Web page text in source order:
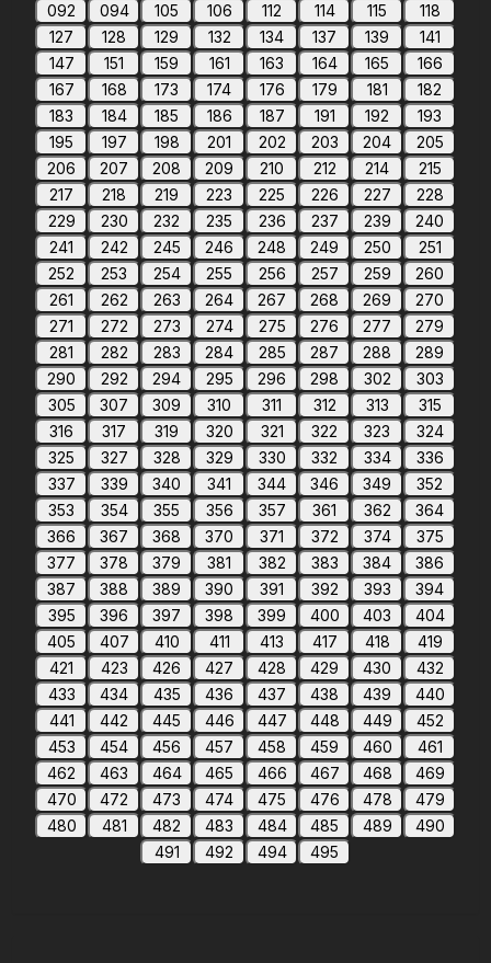
092 094 105 106 112 114 115
118
127
128 129 132 134 137 139
141
147
151 159 161 163 164 165
166
167
168 173 174 176 179 181
182
183
184 185 186 187 191 192
193
195
197 198 201 202 203 204
205
206
207 208 209 210 212 214
215
217
218 219 223 225 226 227
228
229
230 232 235 236 237 239
240
241
242 245 246 248 249 250
251
252
253 254 255 256 257 259
260
261
262 263 264 267 268 269
270
271
272 273 274 275 276 277
279
281
282 283 284 285 287 288
289
290
292 294 295 296 298 302
303
305
307 309 310 311 312 313
315
316
317 319 320 321 322 323
324
325
327 328 329 330 332 334
336
337
339 340 341 344 346 349
352
353
354 355 356 357 361 362
364
366
367 368 370 371 372 374
375
377
378 379 381 382 383 384
386
387
388 389 390 391 392 393
394
395
396 397 398 399 400 403
404
405
407 410 411 413 417 418
419
421
423 426 427 428 429 430
432
433
434 435 436 437 438 439
440
441
442 445 446 447 448 449
452
453
454 456 457 458 459 460
461
462
463 464 465 466 467 468
469
470
472 473 474 475 476 478
479
480
481 482 483 484 485 489
490
491
492 494 495